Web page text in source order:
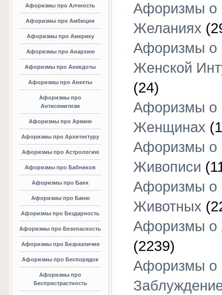
Афоризмы про Алчность
Афоризмы про Амбиции
Афоризмы про Америку
Афоризмы про Анархию
Афоризмы про Анекдоты
Афоризмы про Анкеты
Афоризмы про
Антисемитизм
Афоризмы про Армию
Афоризмы про Архитектуру
Афоризмы про Астрологию
Афоризмы про Бабников
Афоризмы про Банк
Афоризмы про Баню
Афоризмы про Бездарность
Афоризмы про Безопасность
Афоризмы про Безразличие
Афоризмы про Беспорядок
Афоризмы про
Беспристрастность
Афоризмы о
Желаниях
Афоризмы о
Женской
(24)
Афоризмы о
Женщинах
Афоризмы о
Живописи
Афоризмы о
Животных
Афоризмы о
(2239)
Афоризмы о